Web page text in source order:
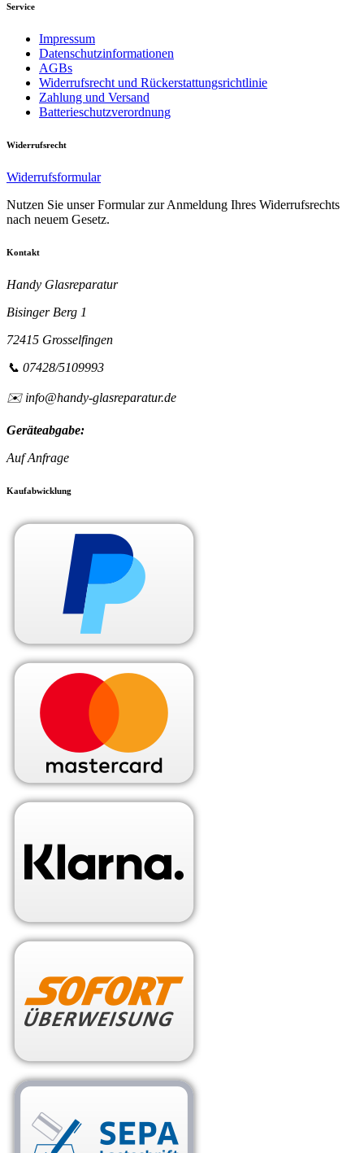
Service
Impressum
Datenschutzinformationen
AGBs
Widerrufsrecht und Rückerstattungsrichtlinie
Zahlung und Versand
Batterieschutzverordnung
Widerrufsrecht
Widerrufsformular
Nutzen Sie unser Formular zur Anmeldung Ihres Widerrufsrechts
nach neuem Gesetz.
Kontakt
Handy Glasreparatur
Bisinger Berg 1
72415 Grosselfingen
📞 07428/5109993
✉️ info@handy-glasreparatur.de
Geräteabgabe:
Auf Anfrage
Kaufabwicklung